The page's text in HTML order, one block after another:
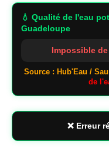
💧 Qualité de l'eau
Guadeloupe
Impossible
Source : Hub'Eau /
de
❌ Erreur